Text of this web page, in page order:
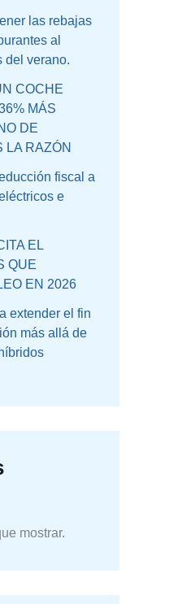
las rebajas
al
del verano.
COCHE
MÁS
DE
LA RAZÓN
fiscal a
e
EL
QUE
EN 2026
extender el fin
más allá de
mostrar.